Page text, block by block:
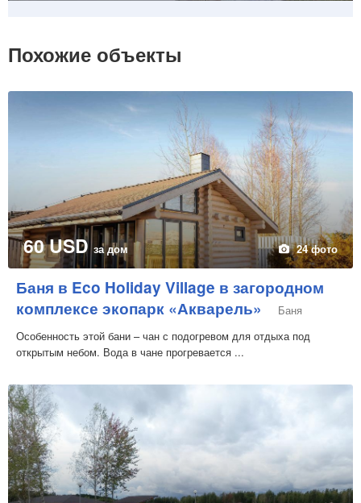
Похожие объекты
60 USDза дом 24 фото
Баня в Eco Holiday Village в загородном
комплексе экопарк «Акварель»
Баня
Особенность этой бани – чан с подогревом для отдыха под
открытым небом. Вода в чане прогревается ...